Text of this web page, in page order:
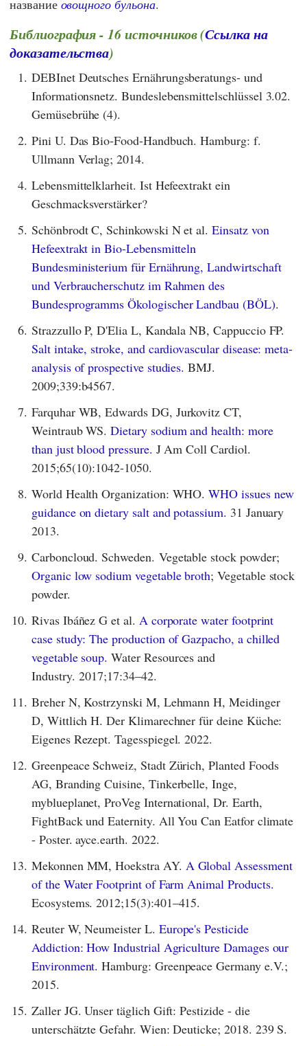
название овощного бульона.
Библиография - 16 источников (Ссылка на
доказательства)
1. DEBInet Deutsches Ernährungsberatungs- und
Informationsnetz. Bundeslebensmittelschlüssel 3.02.
Gemüsebrühe (4).
2. Pini U. Das Bio-Food-Handbuch. Hamburg: f.
Ullmann Verlag; 2014.
4. Lebensmittelklarheit. Ist Hefeextrakt ein
Geschmacksverstärker?
5. Schönbrodt C, Schinkowski N et al.Einsatz von
Hefeextrakt in Bio-Lebensmitteln
Bundesministerium für Ernährung, Landwirtschaft
und Verbraucherschutz im Rahmen des
Bundesprogramms Ökologischer Landbau (BÖL).
6. Strazzullo P, D'Elia L, Kandala NB, Cappuccio FP.
Salt intake, stroke, and cardiovascular disease: meta-
analysis of prospective studies. BMJ.
2009;339:b4567.
7. Farquhar WB, Edwards DG, Jurkovitz CT,
Weintraub WS.Dietary sodium and health: more
than just blood pressure. J Am Coll Cardiol.
2015;65(10):1042-1050.
8. World Health Organization: WHO.WHO issues new
guidance on dietary salt and potassium. 31 January
2013.
9. Carboncloud. Schweden. Vegetable stock powder;
Organic low sodium vegetable broth; Vegetable stock
powder.
10. Rivas Ibáñez G et al. A corporate water footprint
case study: The production of Gazpacho, a chilled
vegetable soup. Water Resources and
Industry. 2017;17:34–42.
11. Breher N, Kostrzynski M, Lehmann H, Meidinger
D, Wittlich H. Der Klimarechner für deine Küche:
Eigenes Rezept. Tagesspiegel. 2022.
12. Greenpeace Schweiz, Stadt Zürich, Planted Foods
AG, Branding Cuisine, Tinkerbelle, Inge,
myblueplanet, ProVeg International, Dr. Earth,
FightBack und Eaternity. All You Can Eatfor climate
- Poster. ayce.earth. 2022.
13. Mekonnen MM, Hoekstra AY. A Global Assessment
of the Water Footprint of Farm Animal Products.
Ecosystems. 2012;15(3):401–415.
14. Reuter W, Neumeister L. Europe's Pesticide
Addiction: How Industrial Agriculture Damages our
Environment. Hamburg: Greenpeace Germany e.V.;
2015.
15. Zaller JG. Unser täglich Gift: Pestizide - die
unterschätzte Gefahr. Wien: Deuticke; 2018. 239 S.